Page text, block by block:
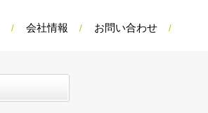
会社情報 お問い合わせ